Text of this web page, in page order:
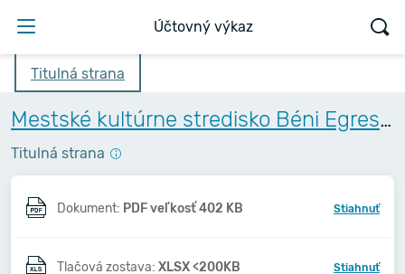
Účtovný výkaz
Titulná strana
Mestské kultúrne stredisko Béni Egressyho - Egressy Béni Városi Művelődési Központ
Titulná strana
Dokument: PDF veľkosť 402 KB Stiahnuť
Tlačová zostava: XLSX <200KB Stiahnuť